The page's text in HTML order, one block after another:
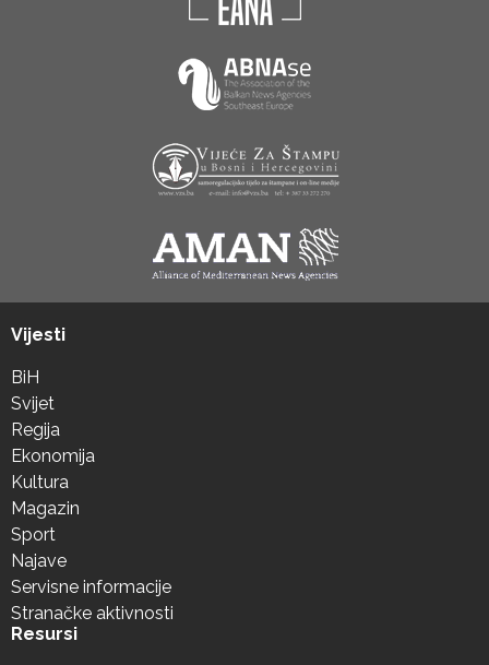
Vijesti
BiH
Svijet
Regija
Ekonomija
Kultura
Magazin
Sport
Najave
Servisne informacije
Stranačke aktivnosti
Resursi